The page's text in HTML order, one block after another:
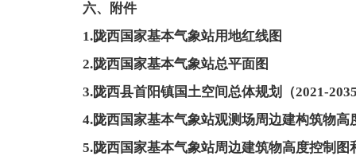
六、附件
1.陇西国家基本气象站用地红线图
2.陇西国家基本气象站总平面图
3.陇西县首阳镇国土空间总体规划（2021-
4.陇西国家基本气象站观测场周边建构筑物高
5.陇西国家基本气象站周边建筑物高度控制